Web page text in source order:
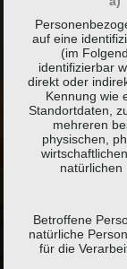
auf eine
(im
identifizierbar
direkt oder
Kennung wie
Standortdaten,
mehreren
physischen,
natürlichen
Betroffene
natürliche
für die